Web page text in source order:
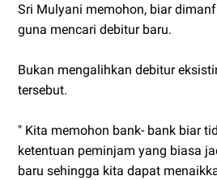
Sri Mulyani memohon, biar
guna mencari debitur baru.
Bukan mengalihkan debitur
tersebut.
" Kita memohon bank- bank biar
ketentuan peminjam yang biasa
baru sehingga kita dapat